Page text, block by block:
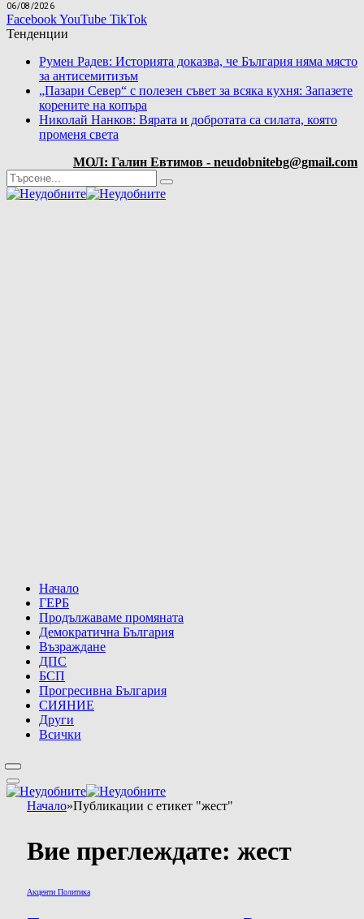
06/08/2026
FacebookYouTube TikTok
Тенденции
Румен Радев: Историята доказва, че България няма място
за антисемитизъм
„Пазари Север“ с полезен съвет за всяка кухня: Запазете
корените на копъра
Николай Нанков: Вярата и добротата са силата, която
променя света
МОЛ: Галин Евтимов - neudobnitebg@gmail.com
Начало
ГЕРБ
Продължаваме промяната
Демократична България
Възраждане
ДПС
БСП
Прогресивна България
СИЯНИЕ
Други
Всички
Начало»Публикации с етикет "жест"
Вие преглеждате: жест
Акценти Политика